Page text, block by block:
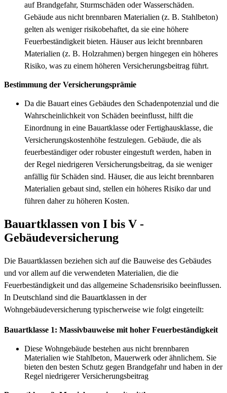
auf Brandgefahr, Sturmschäden oder Wasserschäden.
Gebäude aus nicht brennbaren Materialien (z. B. Stahlbeton)
gelten als weniger risikobehaftet, da sie eine höhere
Feuerbeständigkeit bieten. Häuser aus leicht brennbaren
Materialien (z. B. Holzrahmen) bergen hingegen ein höheres
Risiko, was zu einem höheren Versicherungsbeitrag führt.
Bestimmung der Versicherungsprämie
Da die Bauart eines Gebäudes den Schadenpotenzial und die
Wahrscheinlichkeit von Schäden beeinflusst, hilft die
Einordnung in eine Bauartklasse oder Fertighausklasse, die
Versicherungskostenhöhe festzulegen. Gebäude, die als
feuerbeständiger oder robuster eingestuft werden, haben in
der Regel niedrigeren Versicherungsbeitrag, da sie weniger
anfällig für Schäden sind. Häuser, die aus leicht brennbaren
Materialien gebaut sind, stellen ein höheres Risiko dar und
führen daher zu höheren Kosten.
Bauartklassen von I bis V -
Gebäudeversicherung
Die Bauartklassen beziehen sich auf die Bauweise des Gebäudes
und vor allem auf die verwendeten Materialien, die die
Feuerbeständigkeit und das allgemeine Schadensrisiko beeinflussen.
In Deutschland sind die Bauartklassen in der
Wohngebäudeversicherung typischerweise wie folgt eingeteilt:
Bauartklasse 1: Massivbauweise mit hoher Feuerbeständigkeit
Diese Wohngebäude bestehen aus nicht brennbaren
Materialien wie Stahlbeton, Mauerwerk oder ähnlichem. Sie
bieten den besten Schutz gegen Brandgefahr und haben in der
Regel niedrigerer Versicherungsbeitrag